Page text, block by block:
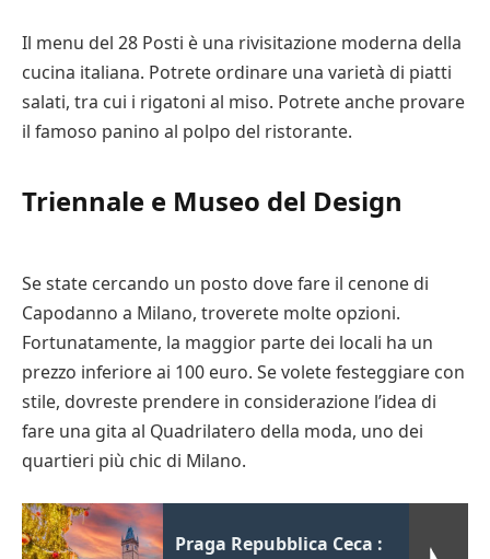
Il menu del 28 Posti è una rivisitazione moderna della
cucina italiana. Potrete ordinare una varietà di piatti
salati, tra cui i rigatoni al miso. Potrete anche provare
il famoso panino al polpo del ristorante.
Triennale e Museo del Design
Se state cercando un posto dove fare il cenone di
Capodanno a Milano, troverete molte opzioni.
Fortunatamente, la maggior parte dei locali ha un
prezzo inferiore ai 100 euro. Se volete festeggiare con
stile, dovreste prendere in considerazione l’idea di
fare una gita al Quadrilatero della moda, uno dei
quartieri più chic di Milano.
Praga Repubblica Ceca :